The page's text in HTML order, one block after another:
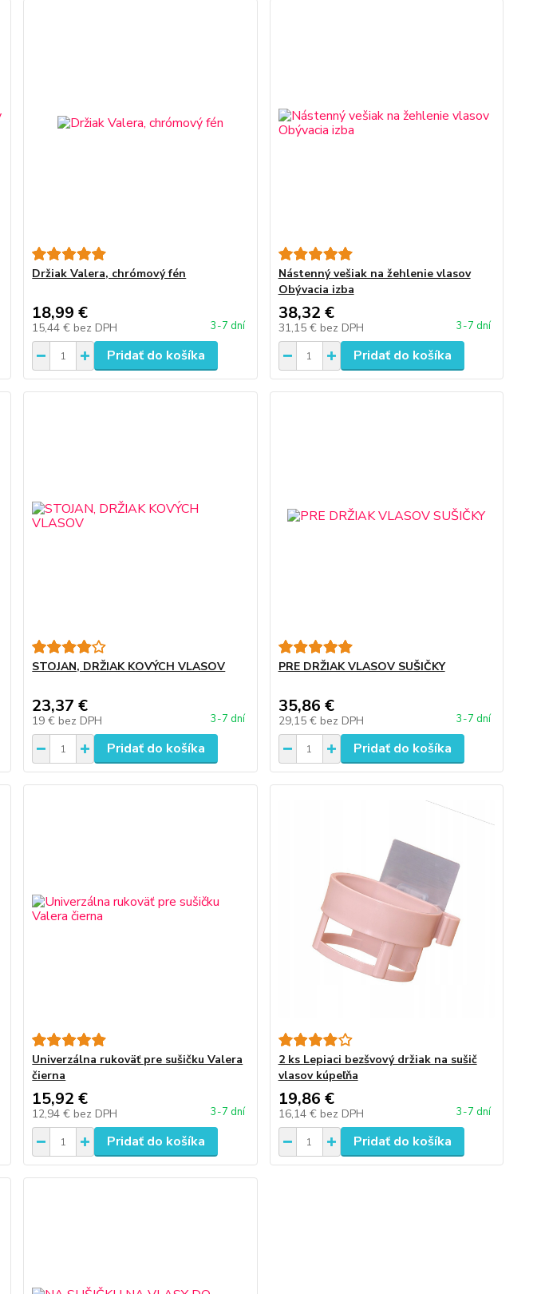
Držiak Valera, chrómový fén
18,99 €
15,44 € bez DPH 3-7 dní
Pridať do košíka
Nástenný vešiak na žehlenie vlasov
Obývacia izba
38,32 €
31,15 € bez DPH 3-7 dní
Pridať do košíka
STOJAN, DRŽIAK KOVÝCH VLASOV
23,37 €
19 € bez DPH 3-7 dní
Pridať do košíka
PRE DRŽIAK VLASOV SUŠIČKY
35,86 €
29,15 € bez DPH 3-7 dní
Pridať do košíka
Univerzálna rukoväť pre sušičku Valera
čierna
15,92 €
12,94 € bez DPH 3-7 dní
Pridať do košíka
2 ks Lepiaci bezšvový držiak na sušič
vlasov kúpeľňa
19,86 €
16,14 € bez DPH 3-7 dní
Pridať do košíka